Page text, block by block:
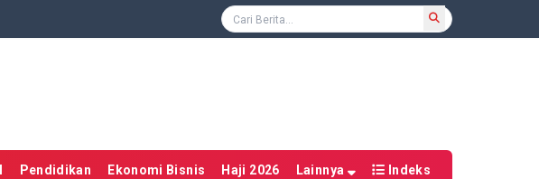
Pendidikan Ekonomi Bisnis Haji 2026 Lainnya Indeks